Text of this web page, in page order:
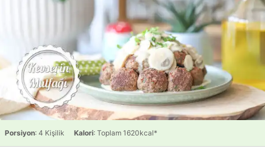
Porsiyon: 4 Kişilik Kalori: Toplam 1620kcal*